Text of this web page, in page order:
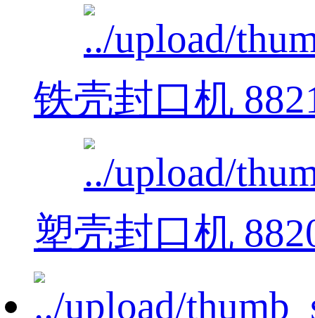
铁壳封口机
塑壳封口机